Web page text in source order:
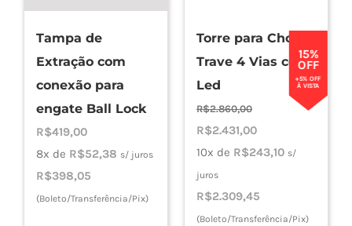
Tampa de
Extração com
conexão para
engate Ball Lock
R$419,00
8x de R$52,38 s/ juros
R$398,05
(Boleto/Transferência/Pix)
15%
OFF
+5% OFF
À VISTA
Torre para Chopp
Trave 4 Vias com
Led
R$2.860,00
O
preço
original
era:
R$2.860,00.
R$2.431,00O
preço
é:
R$2.431,00.
10x de R$243,10 s/
juros
R$2.309,45
(Boleto/Transferência/Pix)